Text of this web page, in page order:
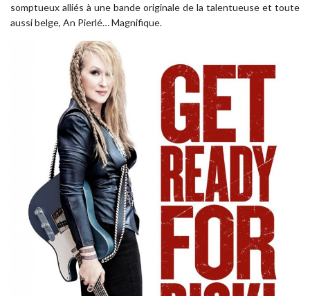
somptueux alliés à une bande originale de la talentueuse et toute
aussi belge, An Pierlé… Magnifique.